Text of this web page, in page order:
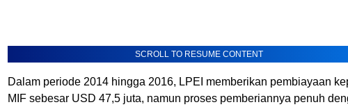
SCROLL TO RESUME CONTENT
Dalam periode 2014 hingga 2016, LPEI memberikan pembiayaan
MIF sebesar USD 47,5 juta, namun proses pemberiannya penuh